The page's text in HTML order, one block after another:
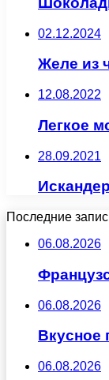
02.12.2024
Желе из
12.08.2022
Легкое
28.09.2021
Последние
06.08.2026
06.08.2026
Вкусное
06.08.2026